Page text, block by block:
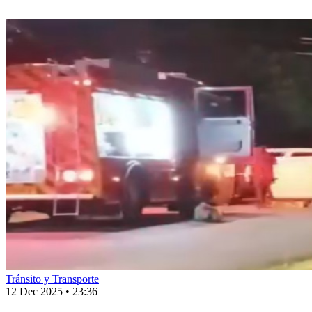
Tránsito y Transporte
12 Dec 2025 • 23:36